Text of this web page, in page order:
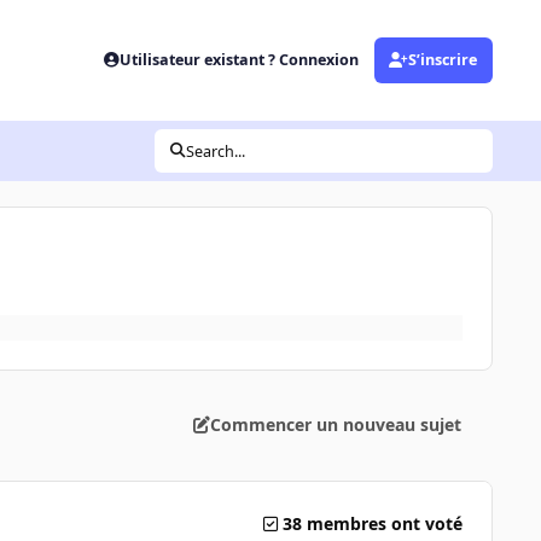
Utilisateur existant ? Connexion S’inscrire
Search...
Commencer un nouveau sujet
38 membres ont voté